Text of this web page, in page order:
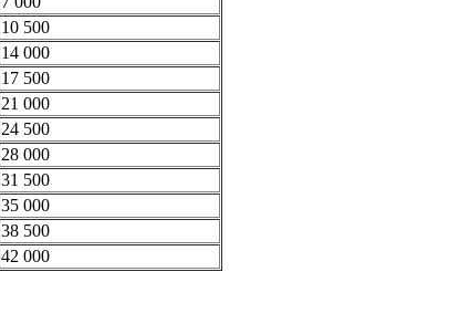
10 500
14 000
17 500
21 000
24 500
28 000
31 500
35 000
38 500
42 000